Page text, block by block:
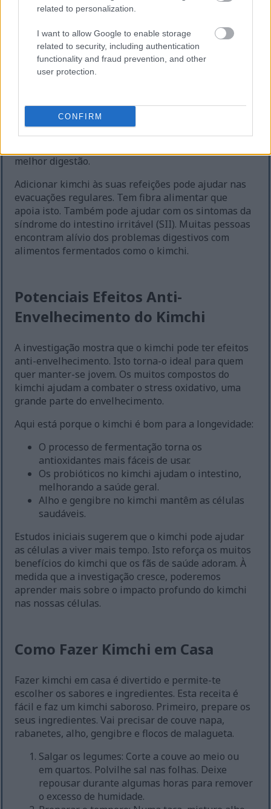
related to personalization.
I want to allow Google to enable storage
related to security, including authentication
functionality and fraud prevention, and other
user protection.
CONFIRM
Kimchi como Auxílio Natural à
Digestão
ideal para refeições que se focam na saúde
digestiva. O processo de fermentação no kimchi
produz bons probióticos. Estes probióticos ajudam a
melhor digestão.
Adicionar kimchi às suas refeições pode ajudar nas
evacuações regulares. Tem fibra alimentar que
apoia isto. Também pode ajudar com os sintomas da
síndrome do intestino irritável (SII). Muitas pessoas
encontram alívio dos problemas digestivos com
alimentos fermentados como o kimchi.
Potenciais Efeitos Anti-
Envelhecimento do Kimchi
A investigação mostra que o kimchi pode ter efeitos
anti-envelhecimento. Isto torna-o ideal para quem
quer manter-se jovem. Os muitos compostos do
kimchi ajudam a combater o stress oxidativo, uma
grande parte do envelhecimento.
Aqui está porque o kimchi é bom para a longevidade:
O processo de fermentação torna os
antioxidantes mais fáceis de usar.
Os probióticos no kimchi ajudam o intestino,
melhorando a saúde geral.
Alho e gengibre no kimchi mantêm as células
saudáveis.
Estudos iniciais sugerem que o kimchi pode ajudar
as células a viver mais tempo. Isto reforça os muitos
benefícios do kimchi que os fãs de saúde adoram. À
medida que a investigação cresce, poderemos
aprender mais sobre o impacto profundo do kimchi
nas nossas células.
Como Fazer Kimchi em Casa
Fazer kimchi em casa é divertido e permite-te
escolher os sabores e ingredientes. Esta receita é
fácil e faz um kimchi saboroso. Primeiro, prepare os
seus ingredientes. Vai precisar de couve napa,
rabanetes, alho, gengibre e flocos de malagueta.
Salgar os legumes: Corte a couve ao meio ou
em quartos. Polvilhe sal nas folhas. Deixe
repousar durante algumas horas para remover
o excesso de humidade.